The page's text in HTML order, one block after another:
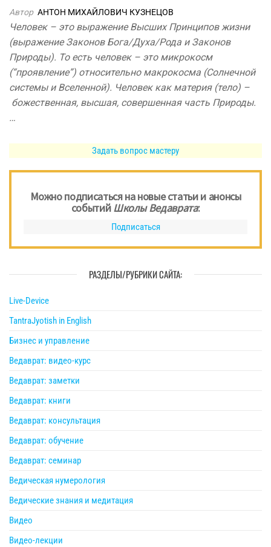
Автор АНТОН МИХАЙЛОВИЧ КУЗНЕЦОВ
Человек – это выражение Высших Принципов жизни
(выражение Законов Бога/Духа/Рода и Законов
Природы). То есть человек – это микрокосм
(“проявление”) относительно макрокосма (Солнечной
системы и Вселенной). Человек как материя (тело) –
божественная, высшая, совершенная часть Природы.
…
Задать вопрос мастеру
Можно подписаться на новые статьи и анонсы
событийШколы Ведаврата:
Подписаться
РАЗДЕЛЫ/РУБРИКИ САЙТА:
Live-Device
TantraJyotish in English
Бизнес и управление
Ведаврат: видео-курс
Ведаврат: заметки
Ведаврат: книги
Ведаврат: консультация
Ведаврат: обучение
Ведаврат: семинар
Ведическая нумерология
Ведические знания и медитация
Видео
Видео-лекции